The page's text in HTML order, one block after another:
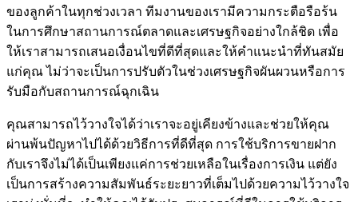
ของลูกค้าในทุกช่วงเวลา ทีมงานของเรามีความกระตือรือร้น
ในการศึกษาสถานการณ์ตลาดและเศรษฐกิจอย่างใกล้ชิด เพื่อ
ให้เราสามารถเสนอเงื่อนไขที่ดีที่สุดและให้คำแนะนำที่ทันสมัย
แก่คุณ ไม่ว่าจะเป็นการปรับตัวในช่วงเศรษฐกิจผันผวนหรือการ
รับมือกับสถานการณ์ฉุกเฉิน
คุณสามารถไว้วางใจได้ว่าเราจะอยู่เคียงข้างและช่วยให้คุณ
ผ่านพ้นปัญหาไปได้ด้วยวิธีการที่ดีที่สุด การใช้บริการขายฝาก
กับเราจึงไม่ได้เป็นเพียงแค่การช่วยเหลือในเรื่องการเงิน แต่ยัง
เป็นการสร้างความสัมพันธ์ระยะยาวที่เต็มไปด้วยความไว้วางใจ